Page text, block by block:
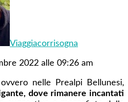
Viaggiacorrisogna
2022 alle 09:26 am
nelle Prealpi Bellunesi,
dove rimanere incantati